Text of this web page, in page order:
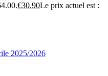
€30.90Le prix actuel est :